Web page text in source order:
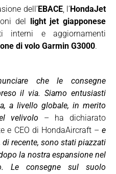
dell’EBACE, l’HondaJet
del light jet giapponese
interni e aggiornamenti
di volo Garmin G3000.
che le consegne
il via. Siamo entusiasti
a livello globale, in merito
velivolo – ha dichiarato
e CEO di HondaAircraft – e
recente, sono stati piazzati
la nostra espansione nel
Le consegne sul suolo